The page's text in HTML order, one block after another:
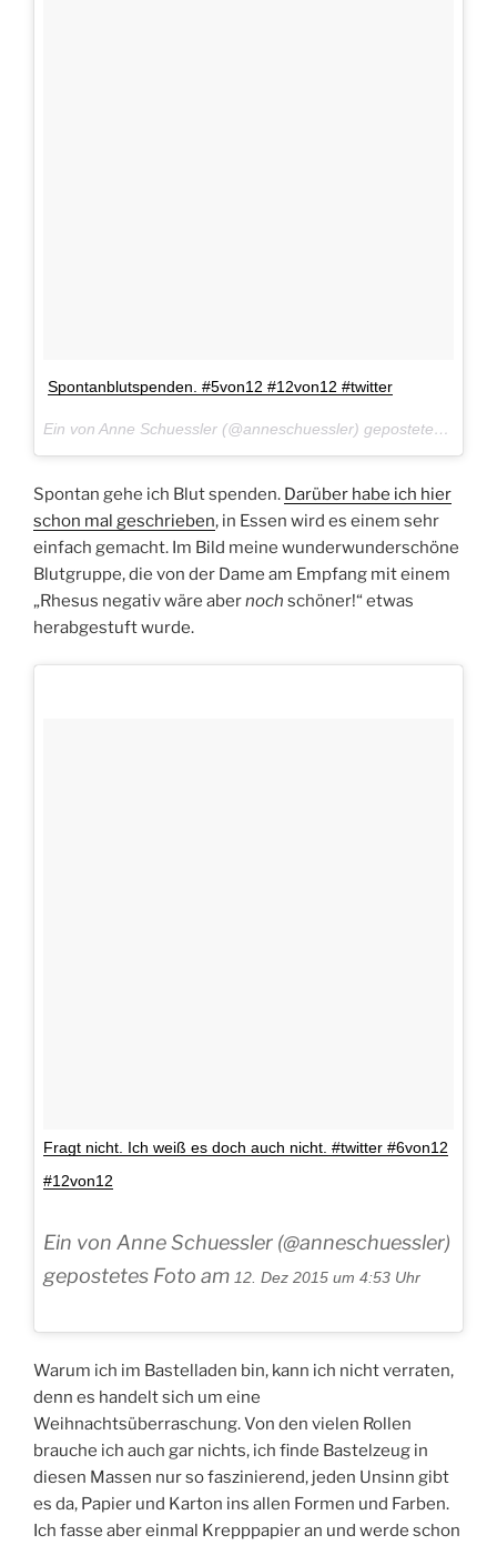
Spontanblutspenden. #5von12 #12von12 #twitter
Ein von Anne Schuessler (@anneschuessler) gepostetes Foto am
Spontan gehe ich Blut spenden. Darüber habe ich hier
schon mal geschrieben, in Essen wird es einem sehr
einfach gemacht. Im Bild meine wunderwunderschöne
Blutgruppe, die von der Dame am Empfang mit einem
„Rhesus negativ wäre abernoch schöner!“ etwas
herabgestuft wurde.
Fragt nicht. Ich weiß es doch auch nicht. #twitter #6von12
#12von12
Ein von Anne Schuessler (@anneschuessler)
gepostetes Foto am 12. Dez 2015 um 4:53 Uhr
Warum ich im Bastelladen bin, kann ich nicht verraten,
denn es handelt sich um eine
Weihnachtsüberraschung. Von den vielen Rollen
brauche ich auch gar nichts, ich finde Bastelzeug in
diesen Massen nur so faszinierend, jeden Unsinn gibt
es da, Papier und Karton ins allen Formen und Farben.
Ich fasse aber einmal Krepppapier an und werde schon